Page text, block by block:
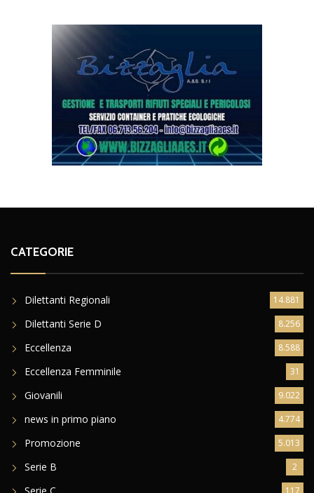
CATEGORIE
Dilettanti Regionali 14.881
Dilettanti Serie D 8.256
Eccellenza 8.588
Eccellenza Femminile 31
Giovanili 9.022
news in primo piano 4.774
Promozione 5.013
Serie B 2
Serie C 117